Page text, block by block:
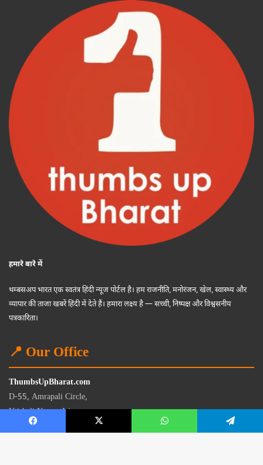
हमारे बारे में
थम्बसअप भारत एक स्वतंत्र हिंदी न्यूज पोर्टल है। हम राजनीति, मनोरंजन, खेल, स्वास्थ्य और
व्यापार की ताजा खबरें हिंदी में देते हैं। हमारा लक्ष्य है — सच्ची, निष्पक्ष और विश्वसनीय
पत्रकारिता।
📍 Our Office
ThumbsUpBharat.com
D-55, Amrapali Circle,
Vaishali Nagar, Jaipur
Rajasthan - 302021